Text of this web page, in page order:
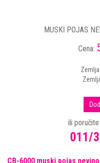
MUSKI POJAS
Cena:
ili
011/
CB-6000 muski pojas